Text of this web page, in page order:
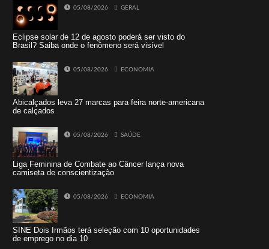
05/08/2026 GERAL
Eclipse solar de 12 de agosto poderá ser visto do
Brasil? Saiba onde o fenômeno será visível
05/08/2026 ECONOMIA
Abicalçados leva 27 marcas para feira norte-americana
de calçados
05/08/2026 SAÚDE
Liga Feminina de Combate ao Câncer lança nova
camiseta de conscientização
05/08/2026 ECONOMIA
SINE Dois Irmãos terá seleção com 10 oportunidades
de emprego no dia 10